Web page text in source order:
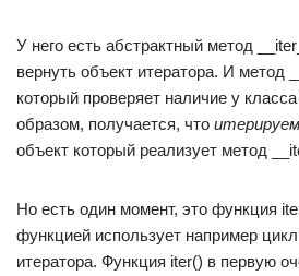
У него есть абстрактный метод
вернуть объект итератора. И метод
который проверяет наличие у
образом, получается, что
объект который реализует метод
Но есть один момент, это функция
функцией использует например
итератора. Функция iter() в первую